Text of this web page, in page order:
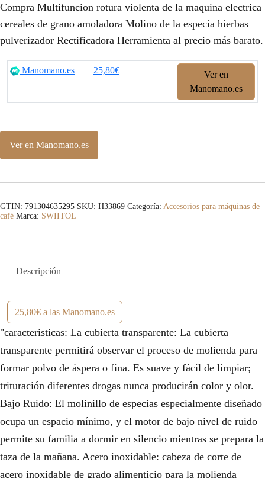
Compra Multifuncion rotura violenta de la maquina electrica
cereales de grano amoladora Molino de la especia hierbas
pulverizador Rectificadora Herramienta al precio más barato.
Manomano.es 25,80€
Ver en
Manomano.es
Ver en Manomano.es
GTIN: 791304635295 SKU: H33869 Categoría: Accesorios para máquinas de
café Marca: SWIITOL
Descripción
25,80€ a las Manomano.es
"caracteristicas: La cubierta transparente: La cubierta
transparente permitirá observar el proceso de molienda para
formar polvo de áspera o fina. Es suave y fácil de limpiar;
trituración diferentes drogas nunca producirán color y olor.
Bajo Ruido: El molinillo de especias especialmente diseñado
ocupa un espacio mínimo, y el motor de bajo nivel de ruido
permite su familia a dormir en silencio mientras se prepara la
taza de la mañana. Acero inoxidable: cabeza de corte de
acero inoxidable de grado alimenticio para la molienda